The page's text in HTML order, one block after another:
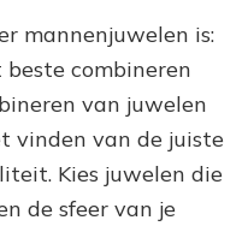
mannenjuwelen is:
combineren
van juwelen
vinden van de juiste
Kies juwelen die
de sfeer van je